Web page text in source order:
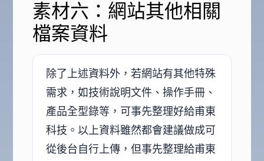
素材六：網站其他相關
檔案資料
除了上述資料外，若網站有其他特殊
需求，如技術說明文件、操作手冊、
產品全型錄等，可事先整理好給甫東
科技。以上資料雖然都會建議做成可
從後台自行上傳，但事先整理給甫東